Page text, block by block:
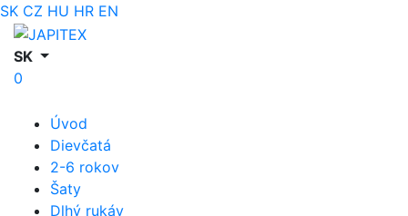
SK CZ HU HR EN
SK
0
Úvod
Dievčatá
2-6 rokov
Šaty
Dlhý rukáv